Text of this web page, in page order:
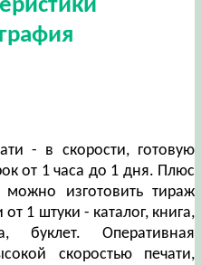
- в скорости, готовую
от 1 часа до 1 дня. Плюс
изготовить тираж
1 штуки - каталог, книга,
буклет. Оперативная
скоростью печати,